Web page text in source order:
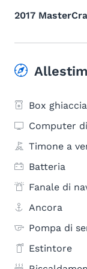
2017
Box
Computer
Timone a
Batteria
Fanale di
Ancora
Pompa di
Estintore